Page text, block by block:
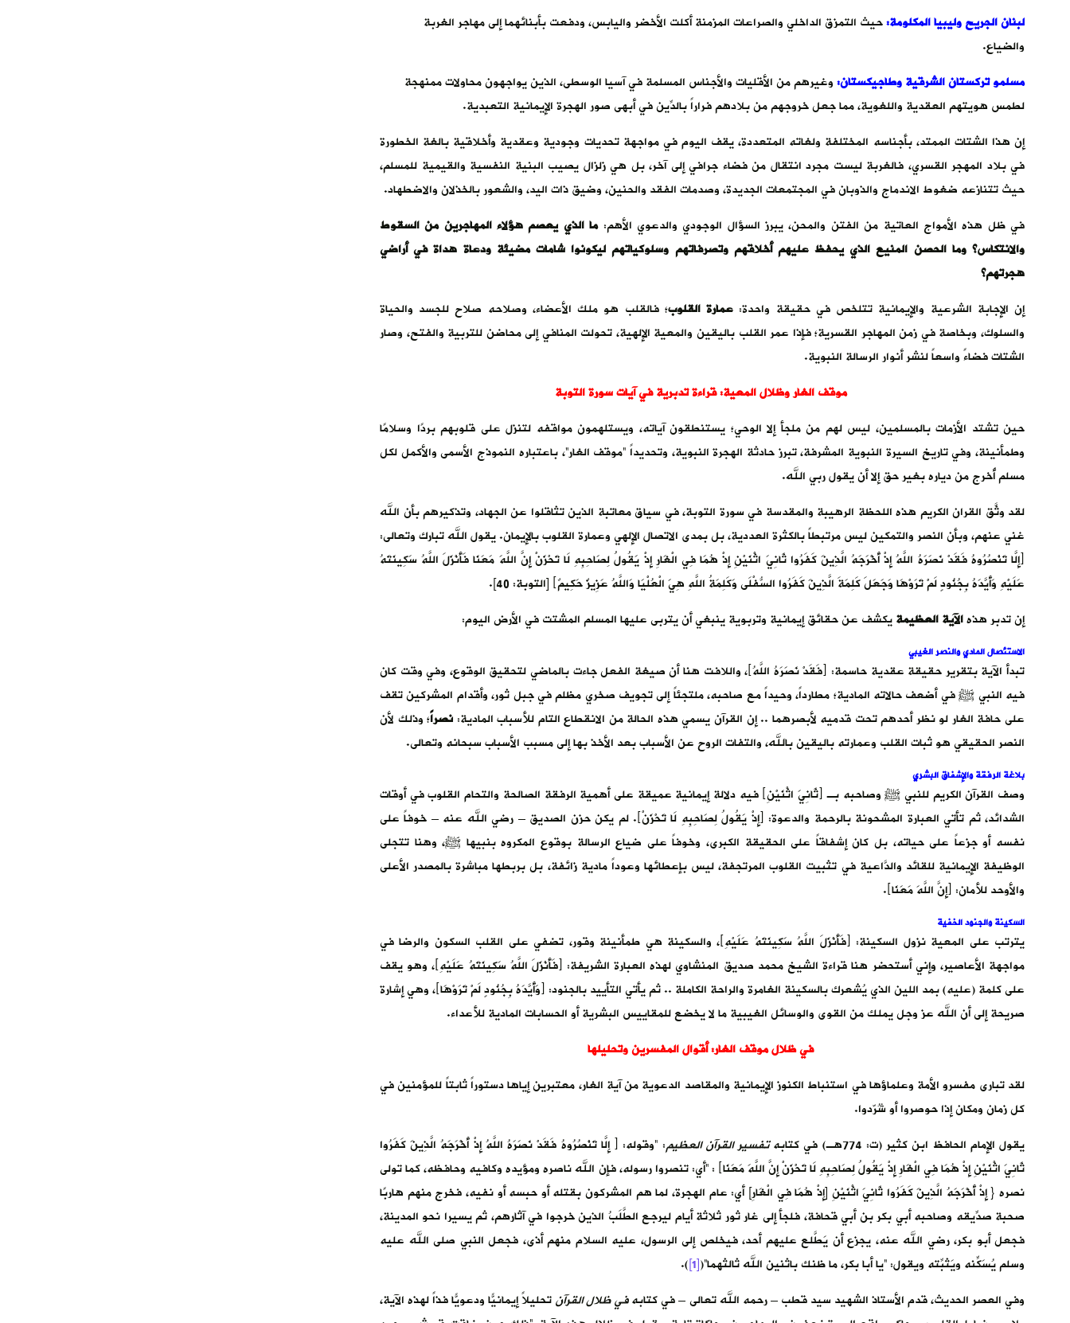
لبنان الجريح وليبيا المكلومة:حيث التمزق الداخلي والصراعات المزمنة أكلت الأخضر واليابس، ودفعت بأبنائهما إلى مهاجر الغربة
والضياع.
مسلمو تركستان الشرقية وطاجيكستان:وغيرهم من الأقليات والأجناس المسلمة في آسيا الوسطى، الذين يواجهون محاولات ممنهجة
لطمس هويتهم العقدية واللغوية، مما جعل خروجهم من بلادهم فراراً بالدِّين في أبهى صور الهجرة الإيمانية التعبدية.
إن هذا الشتات الممتد، بأجناسه المختلفة ولغاته المتعددة، يقف اليوم في مواجهة تحديات وجودية وعقدية وأخلاقية بالغة الخطورة
في بلاد المهجر القسري، فالغربة ليست مجرد انتقال من فضاء جرافي إلى آخر، بل هي زلزال يصيب البنية النفسية والقيمية للمسلم،
حيث تتنازعه ضغوط الاندماج والذوبان في المجتمعات الجديدة، وصدمات الفقد والحنين، وضيق ذات اليد، والشعور بالخذلان والاضطهاد.
في ظل هذه الأمواج العاتية من الفتن والمحن، يبرز السؤال الوجودي والدعوي الأهم:ما الذي يعصم هؤلاء المهاجرين من السقوط
والانتكاس؟ وما الحصن المنيع الذي يحفظ عليهم أخلاقهم وتصرفاتهم وسلوكياتهم ليكونوا شامات مضيئة ودعاة هداة في أراضي
هجرتهم؟
إن الإجابة الشرعية والإيمانية تتلخص في حقيقة واحدة: عمارة القلوب؛ فالقلب هو ملك الأعضاء، وصلاحه صلاح للجسد والحياة
والسلوك، وبخاصة في زمن المهاجر القسرية؛ فإذا عمر القلب باليقين والمعية الإلهية، تحولت المنافي إلى محاضن للتربية والفتح، وصار
الشتات فضاءً واسعاً لنشر أنوار الرسالة النبوية.
موقف الغار وظلال المعية: قراءة تدبرية في آيات سورة التوبة
حين تشتد الأزمات بالمسلمين، ليس لهم من ملجأ إلا الوحي؛ يستنطقون آياته، ويستلهمون مواقفه لتنزل على قلوبهم بردًا وسلامًا
وطمأنينة، وفي تاريخ السيرة النبوية المشرفة، تبرز حادثة الهجرة النبوية، وتحديداً “موقف الغار”، باعتباره النموذج الأسمى والأكمل لكل
مسلم أُخرج من دياره بغير حق إلا أن يقول ربي الله.
لقد وثَّق القران الكريم هذه اللحظة الرهيبة والمقدسة في سورة التوبة، في سياق معاتبة الذين تثاقلوا عن الجهاد، وتذكيرهم بأن الله
غني عنهم، وبأن النصر والتمكين ليس مرتبطاً بالكثرة العددية، بل بمدى الاتصال الإلهي وعمارة القلوب بالإيمان. يقول الله تبارك وتعالى:
﴿إِلَّا تَنْصُرُوهُ فَقَدْ نَصَرَهُ اللَّهُ إِذْ أَخْرَجَهُ الَّذِينَ كَفَرُوا ثَانِيَ اثْنَيْنِ إِذْ هُمَا فِي الْغَارِ إِذْ يَقُولُ لِصَاحِبِهِ لَا تَحْزَنْ إِنَّ اللَّهَ مَعَنَا فَأَنْزَلَ اللَّهُ سَكِينَتَهُ
عَلَيْهِ وَأَيَّدَهُ بِجُنُودٍ لَمْ تَرَوْهَا وَجَعَلَ كَلِمَةَ الَّذِينَ كَفَرُوا السُّفْلَى وَكَلِمَةُ اللَّهِ هِيَ الْعُلْيَا وَاللَّهُ عَزِيزٌ حَكِيمٌ﴾ [التوبة: 40].
إن تدبر هذهالآية العظيمةيكشف عن حقائق إيمانية وتربوية ينبغي أن يتربى عليها المسلم المشتت في الأرض اليوم:
الاستئصال المادي والنصر الغيبي
تبدأ الآية بتقرير حقيقة عقدية حاسمة: ﴿فَقَدْ نَصَرَهُ اللَّهُ﴾، واللافت هنا أن صيغة الفعل جاءت بالماضي لتحقيق الوقوع، وفي وقت كان
فيه النبي ﷺ في أضعف حالاته المادية؛ مطارداً، وحيداً مع صاحبه، ملتجئاً إلى تجويف صخري مظلم في جبل ثور، وأقدام المشركين تقف
على حافة الغار لو نظر أحدهم تحت قدميه لأبصرهما .. إن القرآن يسمي هذه الحالة من الانقطاع التام للأسباب المادية:نصراً؛ وذلك لأن
النصر الحقيقي هو ثبات القلب وعمارته باليقين بالله، والتفات الروح عن الأسباب بعد الأخذ بها إلى مسبب الأسباب سبحانه وتعالى.
بلاغة الرفقة والإشفاق البشري
وصف القرآن الكريم للنبي ﷺ وصاحبه بـ ﴿ثَانِيَ اثْنَيْنِ﴾ فيه دلالة إيمانية عميقة على أهمية الرفقة الصالحة والتحام القلوب في أوقات
الشدائد، ثم تأتي العبارة المشحونة بالرحمة والدعوة: ﴿إِذْ يَقُولُ لِصَاحِبِهِ لَا تَحْزَنْ﴾. لم يكن حزن الصديق – رضي الله عنه – خوفاً على
نفسه أو جزعاً على حياته، بل كان إشفاقاً على الحقيقة الكبرى، وخوفاً على ضياع الرسالة بوقوع المكروه بنبيها ﷺ، وهنا تتجلى
الوظيفة الإيمانية للقائد والدَّاعية في تثبيت القلوب المرتجفة، ليس بإعطائها وعوداً مادية زائفة، بل بربطها مباشرة بالمصدر الأعلى
والأوحد للأمان: ﴿إِنَّ اللَّهَ مَعَنَا﴾.
السكينة والجنود الخفية
يترتب على المعية نزول السكينة: ﴿فَأَنْزَلَ اللَّهُ سَكِينَتَهُ عَلَيْهِ﴾، والسكينة هي طمأنينة وقور، تضفي على القلب السكون والرضا في
مواجهة الأعاصير، وإني أستحضر هنا قراءة الشيخ محمد صديق المنشاوي لهذه العبارة الشريفة: ﴿فَأَنْزَلَ اللَّهُ سَكِينَتَهُ عَلَيْهِ﴾، وهو يقف
على كلمة (عليه) بمد اللين الذي يُشعرك بالسكينة الغامرة والراحة الكاملة .. ثم يأتي التأييد بالجنود: ﴿وَأَيَّدَهُ بِجُنُودٍ لَمْ تَرَوْهَا﴾، وهي إشارة
صريحة إلى أن الله عز وجل يملك من القوى والوسائل الغيبية ما لا يخضع للمقاييس البشرية أو الحسابات المادية للأعداء.
في ظلال موقف الغار: أقوال المفسرين وتحليلها
لقد تبارى مفسرو الأمة وعلماؤها في استنباط الكنوز الإيمانية والمقاصد الدعوية من آية الغار، معتبرين إياها دستوراً ثابتاً للمؤمنين في
كل زمان ومكان إذا حوصروا أو شُرّدوا.
يقول الإمام الحافظ ابن كثير (ت: 774هـ) في كتابه
تفسير القرآن العظيم: “وقوله: ﴿ إِلَّا تَنْصُرُوهُ فَقَدْ نَصَرَهُ اللَّهُ إِذْ أَخْرَجَهُ الَّذِينَ كَفَرُوا
ثَانِيَ اثْنَيْنِ إِذْ هُمَا فِي الْغَارِ إِذْ يَقُولُ لِصَاحِبِهِ لَا تَحْزَنْ إِنَّ اللَّهَ مَعَنَا﴾ : “أي: تنصروا رسوله، فإن الله ناصره ومؤيده وكافيه وحافظه، كما تولى
نصره { إِذْ أَخْرَجَهُ الَّذِينَ كَفَرُوا ثَانِيَ اثْنَيْنِ [إِذْ هُمَا فِي الْغَارِ] أي: عام الهجرة، لما هم المشركون بقتله أو حبسه أو نفيه، فخرج منهم هاربًا
صحبة صدِّيقه وصاحبه أبي بكر بن أبي قحافة، فلجأ إلى غار ثور ثلاثة أيام ليرجع الطَّلَبُ الذين خرجوا في آثارهم، ثم يسيرا نحو المدينة،
فجعل أبو بكر، رضي الله عنه، يجزع أن يَطَّلع عليهم أحد، فيخلص إلى الرسول، عليه السلام منهم أذى، فجعل النبي صلى الله عليه
وسلم يُسَكِّنه ويَثبِّته ويقول: “يا أبا بكر، ما ظنك باثنين الله ثالثهما”([1]
).
وفي العصر الحديث، قدم الأستاذ الشهيد سيد قطب – رحمه الله تعالى – في كتابهفي ظلال القرآنتحليلاً إيمانيًّا ودعويًّا فذاً لهذه الآية،